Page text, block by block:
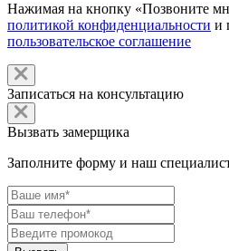
Нажимая на кнопку «Позвоните
политикой конфиденциальности и
пользовательское соглашение
Записаться на консультацию
Вызвать замерщика
Заполните форму и наш